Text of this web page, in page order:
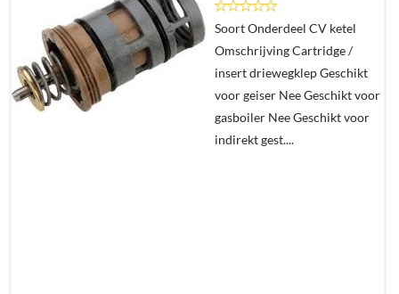
winkelmand
Soort Onderdeel CV ketel
Omschrijving Cartridge /
insert driewegklep Geschikt
voor geiser Nee Geschikt voor
gasboiler Nee Geschikt voor
indirekt gest....